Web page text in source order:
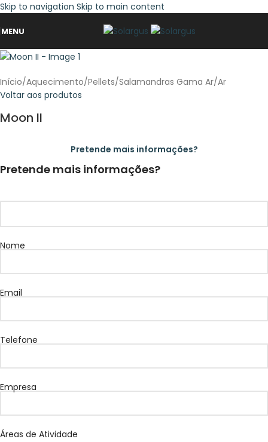
Skip to navigation Skip to main content
MENU
Início/Aquecimento/Pellets/Salamandras Gama Ar/Ar
Voltar aos produtos
Moon II
Pretende mais informações?
Pretende mais informações?
Nome
Email
Telefone
Empresa
Áreas de Atividade